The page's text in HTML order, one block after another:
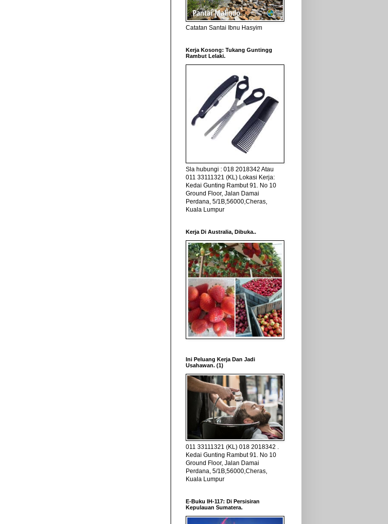
Catatan Santai Ibnu Hasyim
Kerja Kosong: Tukang Guntingg
Rambut Lelaki.
Sla hubungi : 018 2018342 Atau
011 33111321 (KL) Lokasi Kerja:
Kedai Gunting Rambut 91. No 10
Ground Floor, Jalan Damai
Perdana, 5/1B,56000,Cheras,
Kuala Lumpur
Kerja Di Australia, Dibuka..
Ini Peluang Kerja Dan Jadi
Usahawan. (1)
011 33111321 (KL) 018 2018342 .
Kedai Gunting Rambut 91. No 10
Ground Floor, Jalan Damai
Perdana, 5/1B,56000,Cheras,
Kuala Lumpur
E-Buku IH-117: Di Persisiran
Kepulauan Sumatera.